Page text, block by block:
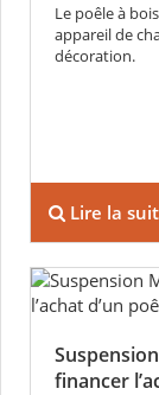
Le poêle à
appareil de
décoration.
Lire la
financer